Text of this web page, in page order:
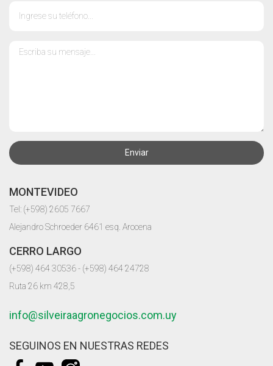
Enviar
MONTEVIDEO
Tel: (+598) 2605 7667
Alejandro Schroeder 6461 esq. Arocena
CERRO LARGO
(+598) 464 30536 - (+598) 464 24728
Ruta 26 km 428,5
info@silveiraagronegocios.com.uy
SEGUINOS EN NUESTRAS REDES